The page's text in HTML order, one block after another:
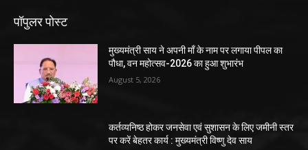
पॉपुलर पोस्ट
मुख्यमंत्री साय ने अपनी माँ के नाम पर लगाया पीपल का
पौधा, वन महोत्सव-2026 का हुआ शुभारंभ
August 5, 2026
कर्तव्यनिष्ठ होकर जनसेवा एवं सुशासन के लिए जमीनी स्तर
पर करें बेहतर कार्य : मुख्यमंत्री विष्णु देव साय